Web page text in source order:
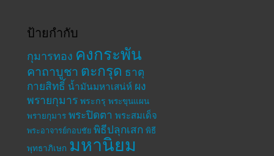
ป้ายกำกับ
กุมารทอง คงกระพัน
คาถาบูชา ตะกรุด ธาตุ
กายสิทธิ์ น้ำมันมหาเสน่ห์ ผง
พรายกุมาร พระกรุ พระขุนแผน
พรายกุมาร พระปิดตา พระสมเด็จ
พระอาจารย์กอบชัย พิธีปลุกเสก พิธี
พุทธาภิเษก มหานิยม